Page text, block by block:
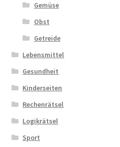
Gemüse
Obst
Getreide
Lebensmittel
Gesundheit
Kinderseiten
Rechenrätsel
Logikrätsel
Sport